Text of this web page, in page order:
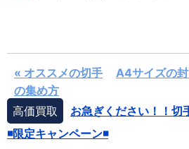
« オススメの切手
の集め方
A4サイズの
高価買取
お急ぎください！！切
◾️限定キャンペーン◾️